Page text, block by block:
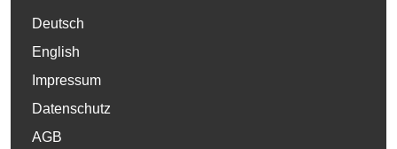
Deutsch
English
Impressum
Datenschutz
AGB